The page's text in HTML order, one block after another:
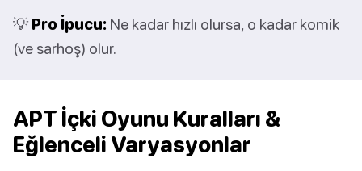
💡Pro İpucu: Ne kadar hızlı olursa, o kadar komik
(ve sarhoş) olur.
APT İçki Oyunu Kuralları &
Eğlenceli Varyasyonlar